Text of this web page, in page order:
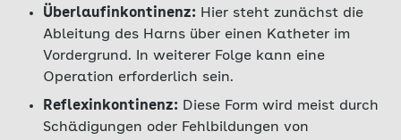
Überlaufinkontinenz: Hier steht zunächst die
Ableitung des Harns über einen Katheter im
Vordergrund. In weiterer Folge kann eine
Operation erforderlich sein.
Reflexinkontinenz: Diese Form wird meist durch
Schädigungen oder Fehlbildungen von